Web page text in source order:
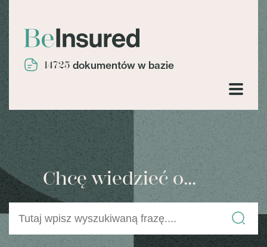
14725 dokumentów w bazie
Chcę wiedzieć o...